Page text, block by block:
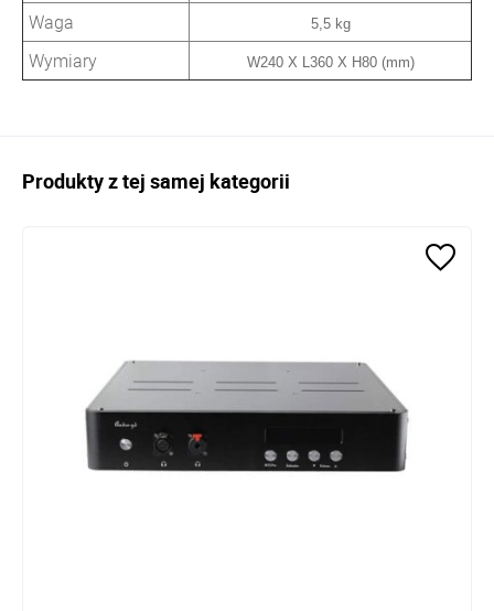
Waga 5,5 kg
Wymiary W240 X L360 X H80 (mm)
Produkty z tej samej kategorii